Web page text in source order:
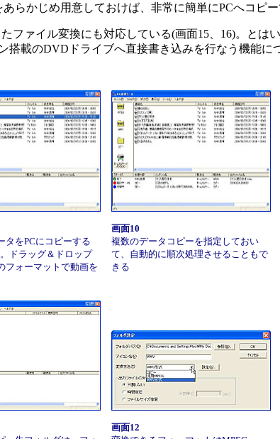
らかじめ用意しておけば、非常に簡単にPCへコピー
ファイル変換にも対応している(画面15、16)。とは
搭載のDVDドライブへ直接書き込みを行なう機能に
タをPCにコピーする
ドラッグ＆ドロップ
フォーマットで動画を
画面10
複数のデータコピーを指定しておい
て、自動的に順次処理させることもで
きる
画面12